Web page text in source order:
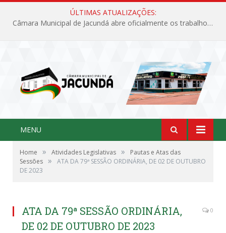
ÚLTIMAS ATUALIZAÇÕES:
Câmara Municipal de Jacundá abre oficialmente os trabalhos legislativos de 2026
MENU
Home » Atividades Legislativas »
Pautas e Atas das
Sessões »
ATA DA 79ª SESSÃO ORDINÁRIA, DE 02 DE OUTUBRO
DE 2023
ATA DA 79ª SESSÃO ORDINÁRIA,
DE 02 DE OUTUBRO DE 2023
0